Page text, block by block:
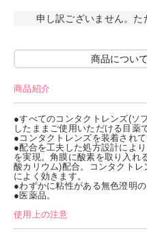
申し訳ございません。た
商品につい
商品紹介
●すべてのコンタクトレンズ(ソ
したままご使用いただける目薬
●コンタクトレンズを装着され
●配合を工夫した処方設計によ
を実現。角膜に酸素を取り入れ
酸カリウム)配合。コンタクト
によく効きます。
●わずかに粘性がある無色澄明の
●医薬品。
使用上の注意